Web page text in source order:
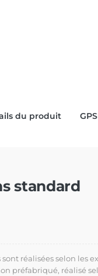
du produit
standard
réalisées selon
préfabriqué, réalisé